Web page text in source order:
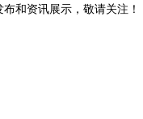
和资讯展示，敬请关注！